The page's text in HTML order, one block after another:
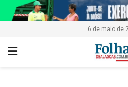
6 de maio de